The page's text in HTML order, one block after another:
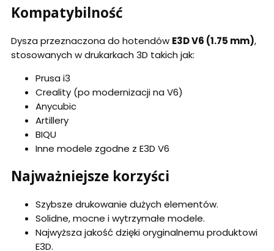
Kompatybilność
Dysza przeznaczona do hotendów E3D V6 (1.75 mm),
stosowanych w drukarkach 3D takich jak:
Prusa i3
Creality (po modernizacji na V6)
Anycubic
Artillery
BIQU
Inne modele zgodne z E3D V6
Najważniejsze korzyści
Szybsze drukowanie dużych elementów.
Solidne, mocne i wytrzymałe modele.
Najwyższa jakość dzięki oryginalnemu produktowi
E3D.